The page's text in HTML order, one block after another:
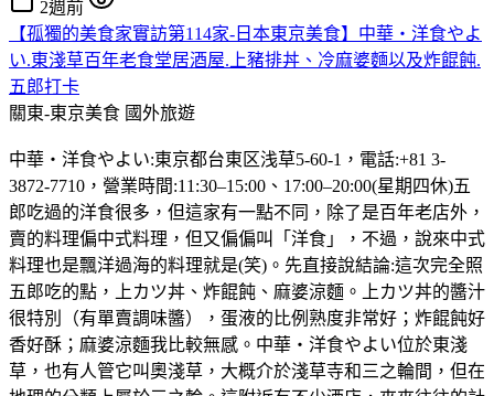
2週前
【孤獨的美食家實訪第114家-日本東京美食】中華・洋食やよ
い.東淺草百年老食堂居酒屋.上豬排丼、冷麻婆麵以及炸餛飩.
五郎打卡
關東-東京美食 國外旅遊
中華・洋食やよい:東京都台東区浅草5-60-1，電話:+81 3-
3872-7710，營業時間:11:30–15:00、17:00–20:00(星期四休)五
郎吃過的洋食很多，但這家有一點不同，除了是百年老店外，
賣的料理偏中式料理，但又偏偏叫「洋食」，不過，說來中式
料理也是飄洋過海的料理就是(笑)。先直接說結論:這次完全照
五郎吃的點，上カツ丼、炸餛飩、麻婆涼麵。上カツ丼的醬汁
很特別（有單賣調味醬），蛋液的比例熟度非常好；炸餛飩好
香好酥；麻婆涼麵我比較無感。中華・洋食やよい位於東淺
草，也有人管它叫奧淺草，大概介於淺草寺和三之輪間，但在